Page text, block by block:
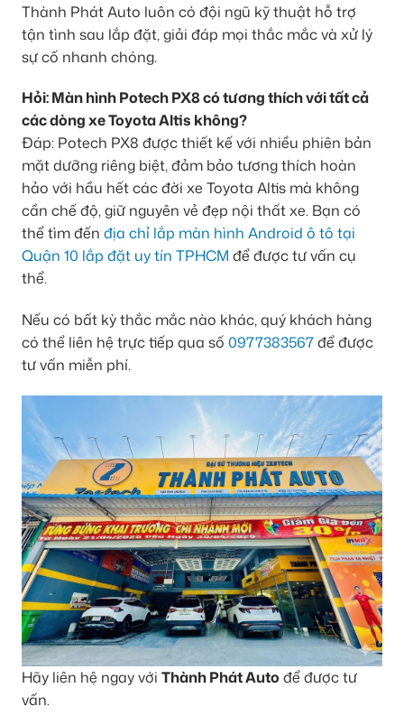
Thành Phát Auto luôn có đội ngũ kỹ thuật hỗ trợ
tận tình sau lắp đặt, giải đáp mọi thắc mắc và xử lý
sự cố nhanh chóng.
Hỏi: Màn hình Potech PX8 có tương thích với tất cả
các dòng xe Toyota Altis không?
Đáp: Potech PX8 được thiết kế với nhiều phiên bản
mặt dưỡng riêng biệt, đảm bảo tương thích hoàn
hảo với hầu hết các đời xe Toyota Altis mà không
cần chế độ, giữ nguyên vẻ đẹp nội thất xe. Bạn có
thể tìm đến địa chỉ lắp màn hình Android ô tô tại
Quận 10 lắp đặt uy tín TPHCM để được tư vấn cụ
thể.
Nếu có bất kỳ thắc mắc nào khác, quý khách hàng
có thể liên hệ trực tiếp qua số 0977383567để được
tư vấn miễn phí.
Hãy liên hệ ngay với Thành Phát Auto để được tư
vấn.